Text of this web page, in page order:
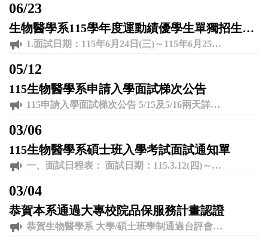
06/23
生物醫學系115學年度運動績優學生單獨招生面試梯次暨相關說明
1.面試日期：115年6月24日(三)～115年6月25日(四) 2.報到地點:生物醫學系系辦公室J501。 3.面試地點:生物醫學系會議室J501-03。 其他相關說明及面試時間梯次請參閱附件。
05/12
115生物醫學系申請入學面試梯次公告
115申請入學面試梯次公告 5/15及5/16兩天詳見附件 如有需要異動時間，請於上班時間來電生物醫學系 連絡電話04-8511888轉4251 聯絡人:蕭小姐
03/06
115生物醫學系碩士班入學考試面試通知單
一、面試日程表： 面試日期：115.3.12(四)～115.3.14(六) 二、注意事項： 1.考生請務必攜帶本通知單及國民身分證件或駕照、IC健保卡等具有相片及身分證字號之 證件，以利身份查核作業。 2.請考生務必於規定時間內到指定地點辦理面試報到手續，逾時者視同放棄考試權益，不得要求補考。報到前，請務必先至各學系體溫檢測站進行體溫及相關事項檢測，完成後方可至試場應試。 3.因應疫情及顧及考生健康，面試當日請考生自備並全程配戴口罩。 4.為避免考場人員過度集中易發生群聚感染，建議考生親友儘可能不要陪考，尤其有發燒、咳嗽、流鼻水等呼吸道症狀者。 三、聯絡資訊： ◎系所助理：蕭小姐 ◎聯絡電話：04-8511888分機4251 ◎系辦公室：外語大樓J501 ◎電子郵件信箱：dmb6510@mail.dyu.edu.tw
03/04
恭賀本系通過大專校院品保服務計畫認證
恭賀生物醫學系 大學/碩士班學制通過台評會認證